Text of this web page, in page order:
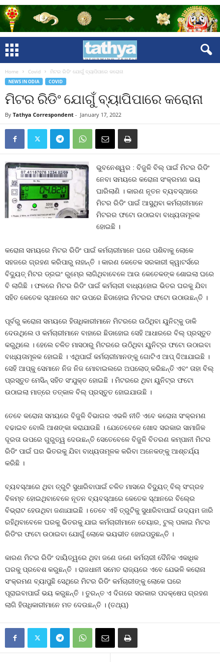
Home Covid ମିଟର ରିଡିଂ ଯୋଗୁଁ ବ୍ୟାପିପାରେ କରୋନା
NEWS IN ODIA COVID
ମିଟର ରିଡିଂ ଯୋଗୁଁ ବ୍ୟାପିପାରେ କରୋନା
By Tathya Correspondent - January 17, 2022
ଭୁବନେଶ୍ୱର : ବିଜୁଳି ବିଲ୍‍ ପାଇଁ ମିଟର ରିଡିଂ
ନେବା ସମୟରେ କରୋନା ସଂକ୍ରମଣ ଭୟ
ଘାରିଲାଣି । କାରଣ ନୂତନ ବ୍ୟବସ୍ଥାରେ
ମିଟର ରିଡିଂ ପାଇଁ ଆସୁଥିବା କର୍ମଚାରୀମାନେ
ମିଟରର ଫଟୋ ଉଠାଇବା ବାଧ୍ୟତାମୂଳକ
ହୋଇଛି ।
କରୋନା ସମୟରେ ମିଟର ରିଡିଂ ପାଇଁ କର୍ମଚାରୀମାନେ ଘରେ ପଶିବାକୁ ଲୋକେ
ସହଜରେ ଗ୍ରହଣ କରିପାରୁ ନାହାନ୍ତି । କାରଣ କେତେକ ସରକାରୀ କ୍ୱାଟର୍ସରେ
ବିଦ୍ୟୁତ୍‍ ମିଟର ଡ୍ରଇଂ ରୁମ୍‍ରେ ଲାଗିଥିବାବେଳେ ଆଉ କେତେକଙ୍କ ଶୋଇଲା ଘରେ
ବି ଲାଗିଛି । ଫଳରେ ମିଟର ରିଡିଂ ପାଇଁ କର୍ମଚାରୀ ବାଧ୍ୟହୋଇ ଭିତର ଘରକୁ ଯିବା
ସହିତ କେତେକ ସ୍ଥାନରେ ଖଟ ଉପରେ ଛିଡାହୋଇ ମିଟରର ଫଟୋ ଉଠାଉଛନ୍ତି ।
ପୂର୍ବରୁ କରୋନା ସମୟରେ ହିତାଧିକାରୀମାନେ ମିଟରରେ ଉଠିଥିବା ୟୁନିଟ୍‍କୁ ଡାକି
ଦେଉଥିଲେ ଓ କର୍ମଚାରୀମାନେ ବାହାରେ ଛିଡାହୋଇ ସେହି ଆଧାରରେ ବିଲ୍‍ ପ୍ରସ୍ତୁତ
କରୁଥିଲେ । ହେଲେ ଚଳିତ ମାସଠାରୁ ମିଟରରେ ଉଠିଥିବା ୟୁନିଟ୍‍ର ଫଟୋ ଉଠାଇବା
ବାଧ୍ୟତାମୂଳକ ହୋଇଛି । ଏଥିପାଇଁ କର୍ମଚାରୀମାନଙ୍କୁ ଗୋଟିଏ ଆପ୍‍ ଦିଆଯାଇଛି ।
ସେହି ଆପ୍‍କୁ ସେମାନେ ନିଜ ନିଜ ମୋବାଇଲରେ ଅପଲୋଡ୍‍ କରିଛନ୍ତି ଏବଂ ତାହା ବିଲ୍‍
ପ୍ରସ୍ତୁତ ମେସିନ୍‍ ସହିତ ସଂଯୁକ୍ତ ହୋଇଛି । ମିଟରରେ ଥିବା ୟୁନିଟ୍‍ର ଫଟୋ
ଉଠାଇଲା ମାତ୍ରେ ତତ୍କାଳ ବିଲ୍‍ ପ୍ରସ୍ତୁତ ହୋଇଯାଉଛି ।
ତେବେ କରୋନା ସମୟରେ ବିଜୁଳି ବିଭାଗର ଏଭଳି ନୀତି ଏବେ କରୋନା ସଂକ୍ରମଣ
ବଢାଇବ ବୋଲି ଆଶଙ୍କା କରାଯାଉଛି । ଯେତେବେଳେ ଖୋଦ ସରକାର ସାମାଜିକ
ଦୂରତା ଉପରେ ଗୁରୁତ୍ୱ ଦେଉଛନ୍ତି ସେତେବେଳେ ବିଜୁଳି ବିତରଣ କମ୍ପାନୀ ମିଟର
ରିଡିଂ ପାଇଁ ଘର ଭିତରକୁ ଯିବା ବାଧ୍ୟତାମୂଳକ କରିବା ଅନେକଙ୍କୁ ଆଶ୍ଚର୍ଯ୍ୟ
କରିଛି ।
ବ୍ୟବସ୍ଥାରେ ଥିବା ତ୍ରୁଟି ସୁଧାରିବାପାଇଁ ଚଳିତ ମାସରେ ବିଦ୍ୟୁତ୍‍ ବିଲ୍‍ ସଂଗ୍ରହ
ବିଳମ୍ବ ହୋଇଥିବାବେଳେ ନୂତନ ବ୍ୟବସ୍ଥାରେ କେତେକ ସ୍ଥାନରେ ବିଲ୍‍ରେ
ବିଭ୍ରାଟ ହେଉଥିବା ଜଣାଯାଇଛି । ତେବେ ଏହି ତ୍ରୁଟିକୁ ସୁଧାରିବାପାଇଁ ଉଦ୍ୟମ ଜାରି
ରହିଥିବାବେଳେ ଘରକୁ ଭିତରକୁ ଯାଇ କର୍ମଚାରୀମାନେ ଚେୟାର, ଟୁଲ୍‍ ପକାଇ ମିଟର
ରିଡିଂର ଫଟୋ ଉଠାଇବା ଯୋଗୁଁ ଲୋକେ ଭୟଭୀତ ହୋଇପଡୁଛନ୍ତି ।
କାରଣ ମିଟର ରିଡିଂ ଦାୟିତ୍ୱରେ ଥିବା ଜଣେ ଜଣେ କର୍ମଚାରୀ ଦୈନିକ ଏକାଧିକ
ଘରକୁ ପ୍ରବେଶ କରୁଛନ୍ତି । ରାଜଧାନୀ ସମେତ ରାଜ୍ୟରେ ଏବେ ଯେଭଳି କରୋନା
ସଂକ୍ରମଣ ବ୍ୟାପୁଛି ସେଥିରେ ମିଟର ରିଡିଂ କର୍ମଚାରୀଙ୍କୁ ଲୋକେ ଘରେ
ପୂରାଇବାପାଇଁ ଭୟ କରୁଛନ୍ତି । ତୁରନ୍ତ ଏ ଦିଗରେ ସରକାର ପଦକ୍ଷେପ ଗ୍ରହଣ
ଲାଗି ହିତାଧିକାରୀମାନେ ମତ ଦେଉଛନ୍ତି । (ତଥ୍ୟ)